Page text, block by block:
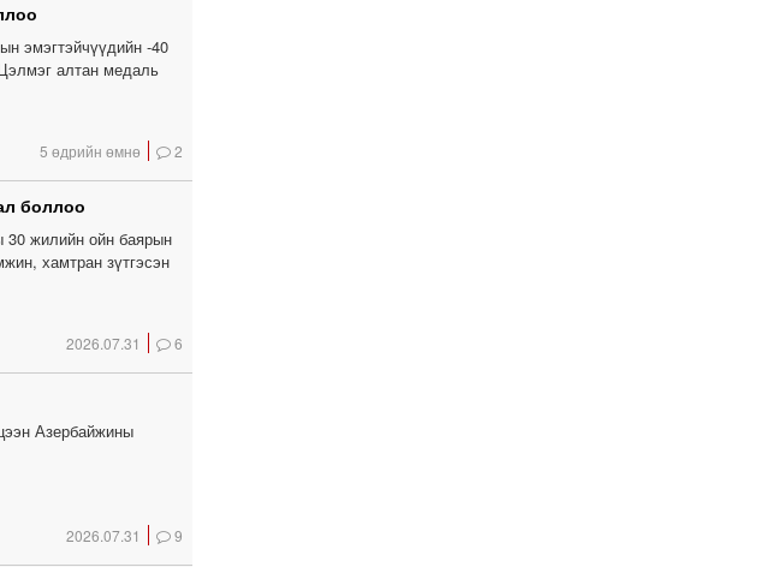
эмэгтэйчүүдийн -40
алтан медаль
5 өдрийн өмнө 2
боллоо
30 жилийн ойн баярын
хамтран зүтгэсэн
2026.07.31 6
Азербайжины
2026.07.31 9